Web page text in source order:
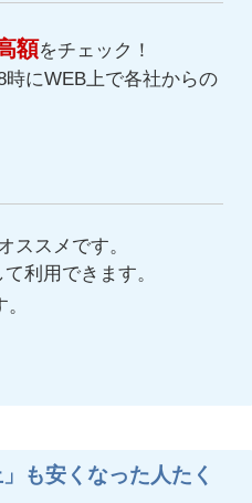
額をチェック！
にWEB上で各社からの
ススメです。
利用できます。
も安くなった人たく